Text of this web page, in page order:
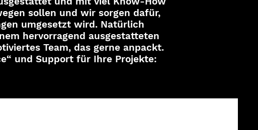
sollen und wir sorgen dafür,
umgesetzt wird. Natürlich
hervorragend ausgestatteten
Team, das gerne anpackt.
und Support für Ihre Projekte: